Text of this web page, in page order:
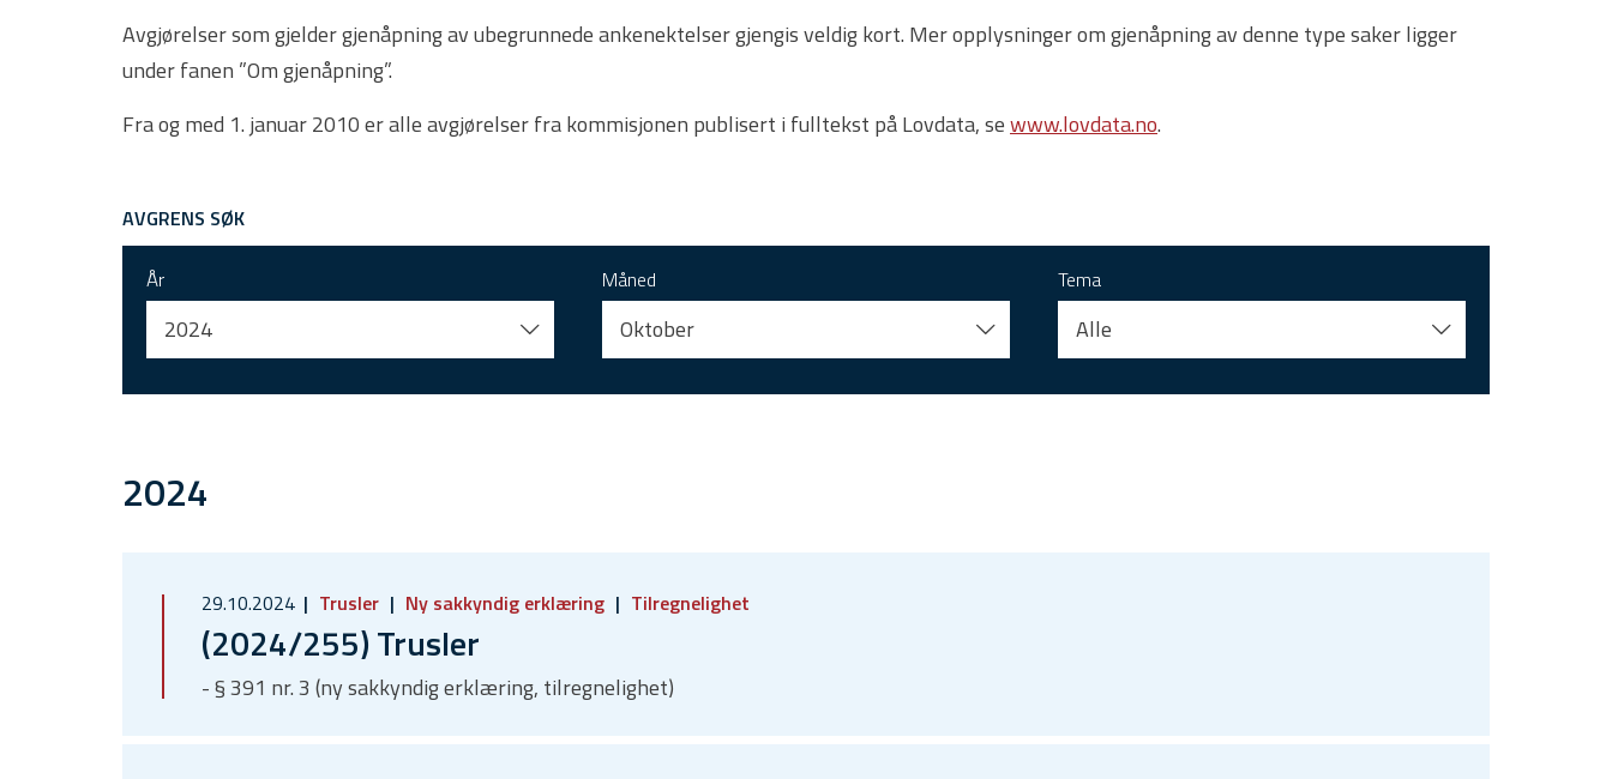
Avgjørelser som gjelder gjenåpning av ubegrunnede ankenektelser gjengis veldig kort. Mer opplysninger om gjenåpning av denne type saker ligger
under fanen ”Om gjenåpning”.
Fra og med 1. januar 2010 er alle avgjørelser fra kommisjonen publisert i fulltekst på Lovdata, sewww.lovdata.no.
AVGRENS SØK
År
2024
Måned
Oktober
Tema
Alle
2024
29.10.2024 Trusler Ny sakkyndig erklæring Tilregnelighet
(2024/255) Trusler
- § 391 nr. 3 (ny sakkyndig erklæring, tilregnelighet)